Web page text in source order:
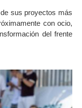
sus proyectos más
con ocio,
del frente